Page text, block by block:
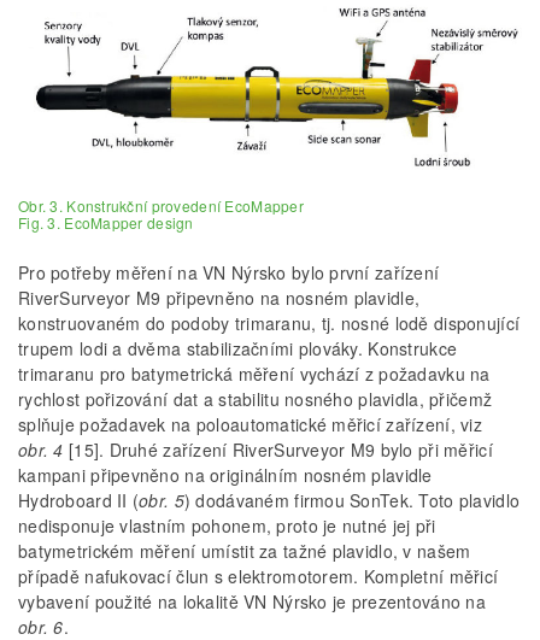
Obr. 3. Konstrukční provedení EcoMapper
Fig. 3. EcoMapper design
Pro potřeby měření na VN Nýrsko bylo první zařízení
RiverSurveyor M9 připevněno na nosném plavidle,
konstruovaném do podoby trimaranu, tj. nosné lodě disponující
trupem lodi a dvěma stabilizačními plováky. Konstrukce
trimaranu pro batymetrická měření vychází z požadavku na
rychlost pořizování dat a stabilitu nosného plavidla, přičemž
splňuje požadavek na poloautomatické měřicí zařízení, viz
obr. 4 [15]. Druhé zařízení RiverSurveyor M9 bylo při měřicí
kampani připevněno na originálním nosném plavidle
Hydroboard II (obr. 5) dodávaném firmou SonTek. Toto plavidlo
nedisponuje vlastním pohonem, proto je nutné jej při
batymetrickém měření umístit za tažné plavidlo, v našem
případě nafukovací člun s elektromotorem. Kompletní měřicí
vybavení použité na lokalitě VN Nýrsko je prezentováno na
obr. 6.